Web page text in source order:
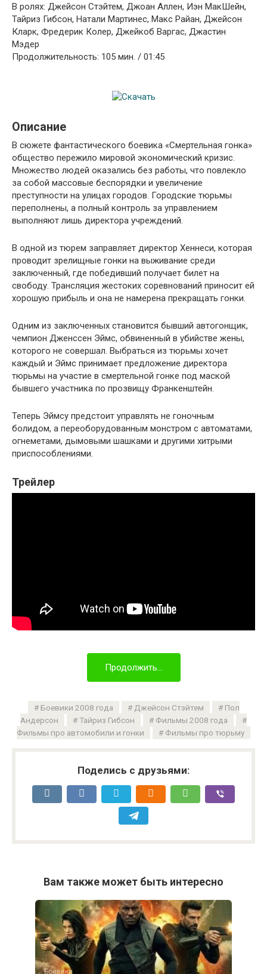
В ролях: Джейсон Стэйтем, Джоан Аллен, Иэн МакШейн,
Тайриз Гибсон, Натали Мартинес, Макс Райан, Джейсон
Кларк, Фредерик Колер, Джейкоб Варгас, Джастин
Мэдер
Продолжительность: 105 мин. / 01:45
Описание
В сюжете фантастического боевика «Смертельная гонка»
общество пережило мировой экономический кризис.
Множество людей оказались без работы, что повлекло
за собой массовые беспорядки и увеличение
преступности на улицах городов. Городские тюрьмы
переполнены, а полный контроль за управлением
выполняют лишь директора учреждений.
В одной из тюрем заправляет директор Хеннеси, которая
проводит зрелищные гонки на выживание среди
заключенный, где победивший получает билет на
свободу. Трансляция жестоких соревнований приносит ей
хорошую прибыль и она не намерена прекращать гонки.
Одним из заключенных становится бывший автогонщик,
чемпион Дженссен Эймс, обвиненный в убийстве жены,
которого не совершал. Выбраться из тюрьмы хочет
каждый и Эймс принимает предложение директора
тюрьмы на участие в смертельной гонке под маской
бывшего участника по прозвищу Франкенштейн.
Теперь Эймсу предстоит управлять не гоночным
болидом, а переоборудованным монстром с автоматами,
огнеметами, дымовыми шашками и другими хитрыми
приспособлениями.
Трейлер
Продолжить...
Боевики 2008 года Джейсон Стэйтем
Пол
Андерсон
Тайриз Гибсон
Фильмы 2008 года
Фильмы про автомобили и гонки
Фильмы про тюрьму
Поделись с друзьями:
Вам также может быть интересно
Боевики